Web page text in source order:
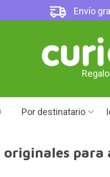
Envío
Por destinatario
originales